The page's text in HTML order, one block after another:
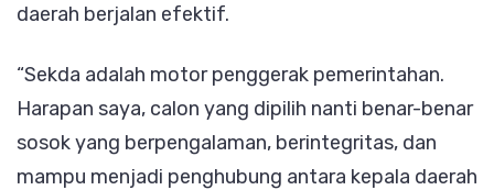
daerah berjalan efektif.
“Sekda adalah motor penggerak pemerintahan.
Harapan saya, calon yang dipilih nanti benar-benar
sosok yang berpengalaman, berintegritas, dan
mampu menjadi penghubung antara kepala daerah